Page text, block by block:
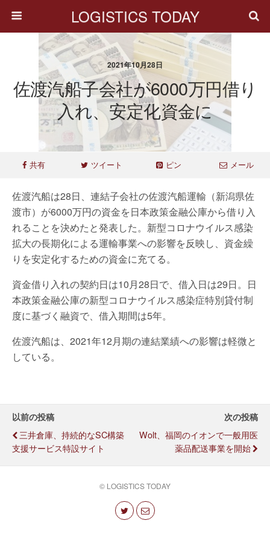
LOGISTICS TODAY
2021年10月28日
佐渡汽船子会社が6000万円借り
入れ、安定化資金に
共有 ツイート ピン メール
佐渡汽船は28日、連結子会社の佐渡汽船運輸（新潟県佐
渡市）が6000万円の資金を日本政策金融公庫から借り入
れることを決めたと発表した。新型コロナウイルス感染
拡大の長期化による運輸事業への影響を反映し、資金繰
りを安定化するための資金に充てる。
資金借り入れの契約日は10月28日で、借入日は29日。日
本政策金融公庫の新型コロナウイルス感染症特別貸付制
度に基づく融資で、借入期間は5年。
佐渡汽船は、2021年12月期の連結業績への影響は軽微と
している。
以前の投稿
三井倉庫、持続的なSC構築
支援サービス特設サイト
次の投稿
Wolt、福岡のイオンで一般用医
薬品配送事業を開始
© LOGISTICS TODAY